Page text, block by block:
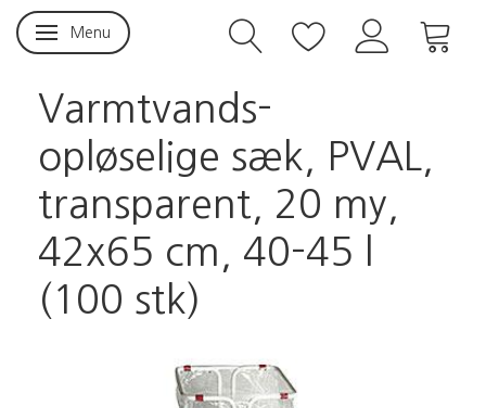
Skifte navigation
Menu
Varmtvands-
opløselige sæk, PVAL,
transparent, 20 my,
42x65 cm, 40-45 l
(100 stk)